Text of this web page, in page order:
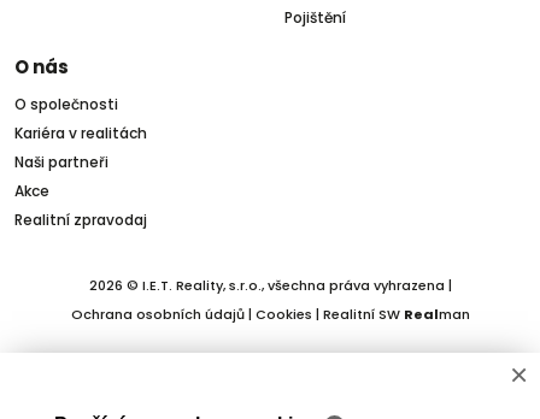
Pojištění
O nás
O společnosti
Kariéra v realitách
Naši partneři
Akce
Realitní zpravodaj
2026 © I.E.T. Reality, s.r.o., všechna práva vyhrazena |
Ochrana osobních údajů| Cookies | Realitní SW Realman
×